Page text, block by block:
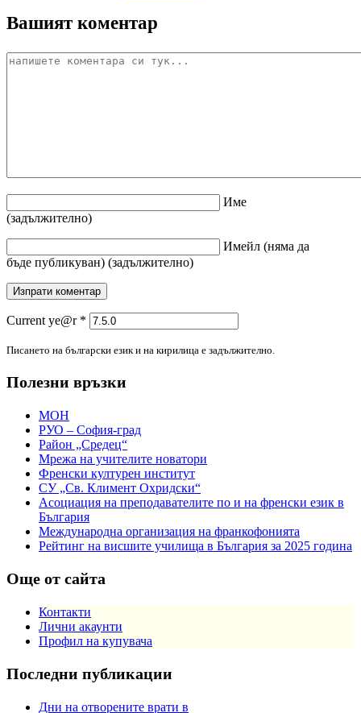
Вашият коментар
Име
(задължително)
Имейл (няма да
бъде публикуван) (задължително)
Current ye@r *
Писането на български език и на кирилица е задължително.
Полезни връзки
МОН
РУО – София-град
Район „Средец“
Мрежа на учителите новатори
Френски културен институт
СУ „Св. Климент Охридски“
Асоциация на преподавателите по и на френски език в
България
Международна организация на франкофонията
Рейтинг на висшите училища в България за 2025 година
Още от сайта
Контакти
Лични акаунти
Профил на купувача
Последни публикации
Дни на отворените врати в